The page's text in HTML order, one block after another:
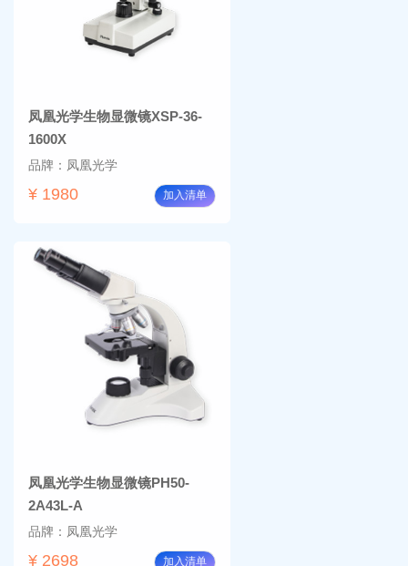
凤凰光学生物显微镜XSP-36-
1600X
品牌：凤凰光学
¥ 1980 加入清单
凤凰光学生物显微镜PH50-
2A43L-A
品牌：凤凰光学
¥ 2698 加入清单